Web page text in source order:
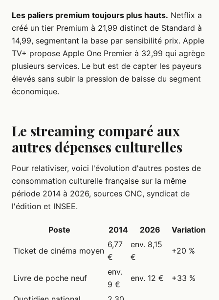
Les paliers premium toujours plus hauts. Netflix a
créé un tier Premium à 21,99 distinct de Standard à
14,99, segmentant la base par sensibilité prix. Apple
TV+ propose Apple One Premier à 32,99 qui agrège
plusieurs services. Le but est de capter les payeurs
élevés sans subir la pression de baisse du segment
économique.
Le streaming comparé aux
autres dépenses culturelles
Pour relativiser, voici l'évolution d'autres postes de
consommation culturelle française sur la même
période 2014 à 2026, sources CNC, syndicat de
l'édition et INSEE.
Poste 2014 2026 Variation
Ticket de cinéma moyen
6,77
€
env. 8,15
€
+20 %
Livre de poche neuf
env.
9 €
env. 12 € +33 %